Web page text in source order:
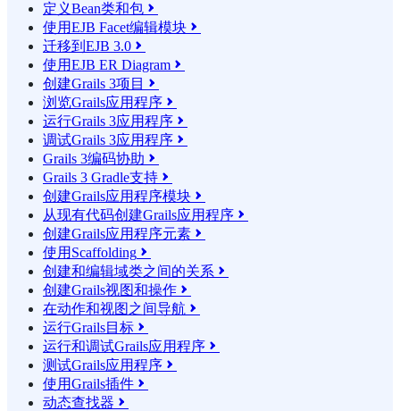
定义Bean类和包 
使用EJB Facet编辑模块 
迁移到EJB 3.0 
使用EJB ER Diagram 
创建Grails 3项目 
浏览Grails应用程序 
运行Grails 3应用程序 
调试Grails 3应用程序 
Grails 3编码协助 
Grails 3 Gradle支持 
创建Grails应用程序模块 
从现有代码创建Grails应用程序 
创建Grails应用程序元素 
使用Scaffolding 
创建和编辑域类之间的关系 
创建Grails视图和操作 
在动作和视图之间导航 
运行Grails目标 
运行和调试Grails应用程序 
测试Grails应用程序 
使用Grails插件 
动态查找器 